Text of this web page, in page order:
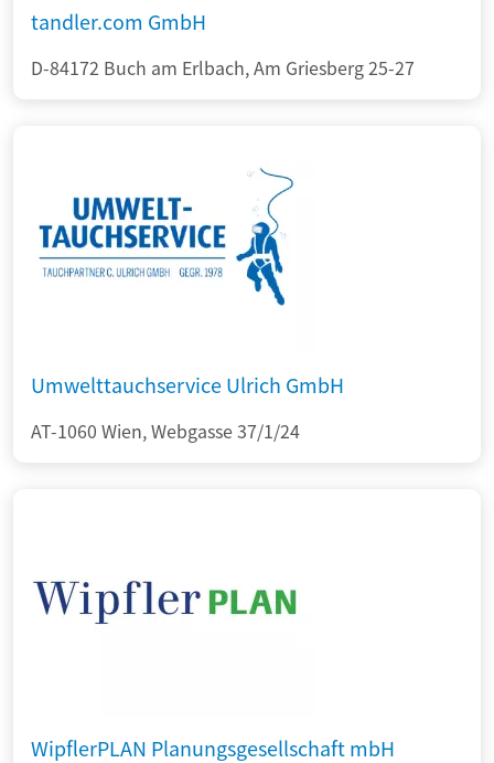
tandler.com GmbH
D-84172 Buch am Erlbach, Am Griesberg 25-27
Umwelttauchservice Ulrich GmbH
AT-1060 Wien, Webgasse 37/1/24
WipflerPLAN Planungsgesellschaft mbH